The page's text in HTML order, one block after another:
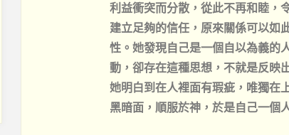
利益衝突而分散，從此不再和睦，
建立足夠的信任，原來關係可以如
性。她發現自己是一個自以為義的
動，卻存在這種思想，不就是反映
她明白到在人裡面有瑕疵，唯獨在
黑暗面，順服於神，於是自己一個